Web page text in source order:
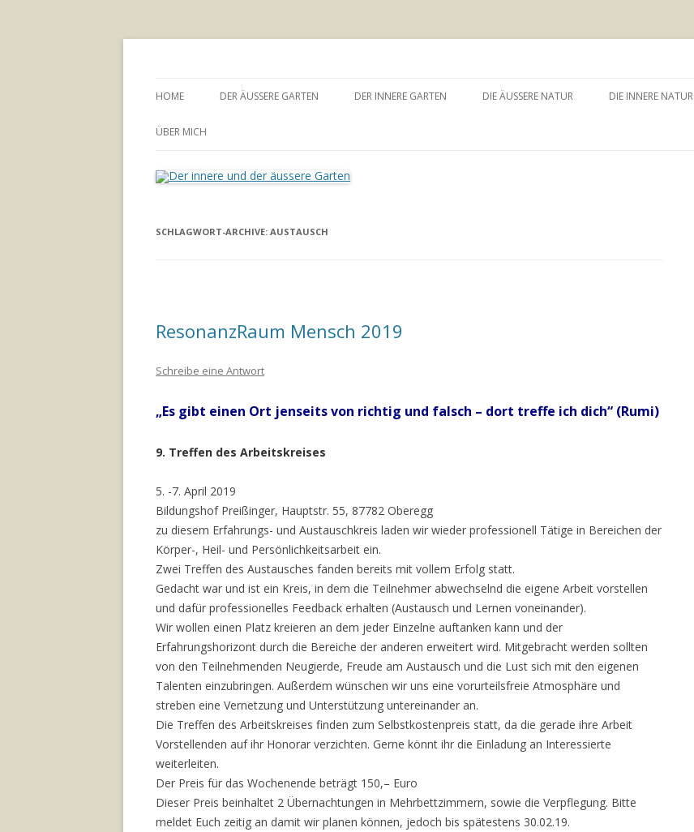
Inhalt
HOME DER ÄUSSERE GARTEN DER INNERE GARTEN DIE ÄUSSERE NATUR DIE INNERE NATUR
ÜBER MICH
SCHLAGWORT-ARCHIVE: AUSTAUSCH
ResonanzRaum Mensch 2019
Schreibe eine Antwort
„Es gibt einen Ort jenseits von richtig und falsch – dort treffe ich dich“ (Rumi)
9. Treffen des Arbeitskreises
5. -7. April 2019
Bildungshof Preißinger, Hauptstr. 55, 87782 Oberegg
zu diesem Erfahrungs- und Austauschkreis laden wir wieder professionell Tätige in Bereichen der
Körper-, Heil- und Persönlichkeitsarbeit ein.
Zwei Treffen des Austausches fanden bereits mit vollem Erfolg statt.
Gedacht war und ist ein Kreis, in dem die Teilnehmer abwechselnd die eigene Arbeit vorstellen
und dafür professionelles Feedback erhalten (Austausch und Lernen voneinander).
Wir wollen einen Platz kreieren an dem jeder Einzelne auftanken kann und der
Erfahrungshorizont durch die Bereiche der anderen erweitert wird. Mitgebracht werden sollten
von den Teilnehmenden Neugierde, Freude am Austausch und die Lust sich mit den eigenen
Talenten einzubringen. Außerdem wünschen wir uns eine vorurteilsfreie Atmosphäre und
streben eine Vernetzung und Unterstützung untereinander an.
Die Treffen des Arbeitskreises finden zum Selbstkostenpreis statt, da die gerade ihre Arbeit
Vorstellenden auf ihr Honorar verzichten. Gerne könnt ihr die Einladung an Interessierte
weiterleiten.
Der Preis für das Wochenende beträgt 150,– Euro
Dieser Preis beinhaltet 2 Übernachtungen in Mehrbettzimmern, sowie die Verpflegung. Bitte
meldet Euch zeitig an damit wir planen können, jedoch bis spätestens 30.02.19.